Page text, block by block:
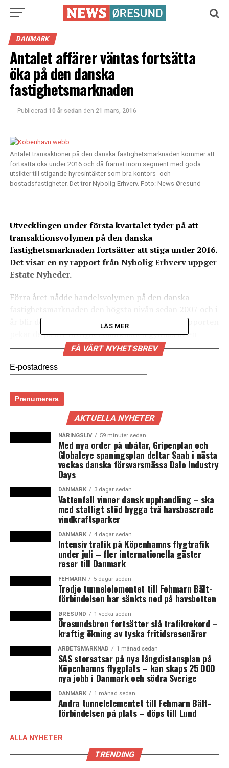
DANMARK
Antalet affärer väntas fortsätta
öka på den danska
fastighetsmarknaden
Publicerad 10 år sedan den 21 mars, 2016
Antalet transaktioner på den danska fastighetsmarknaden kommer att
fortsätta öka under 2016 och då främst inom segment med goda
utsikter till stigande hyresintäkter som bra kontors- och
bostadsfastigheter. Det tror Nybolig Erhverv. Foto: News Øresund
Utvecklingen under första kvartalet tyder på att
transaktionsvolymen på den danska
fastighetsmarknaden fortsätter att stiga under 2016.
Det visar en ny rapport från Nybolig Erhverv uppger
Estate Nyheder.
Förra året nådde handelsvolymen på den danska
år blir det ännu bättre tror Nybolig Erhverv. I rapporten
pekar de på att fastighetsmarknaden gynnas av en
kombination av god ekonomi i näringslivet och det låga
ränteläget. Att placera i obligationer och aktier ger
antingen en låg avkastning eller högre risk. Samtidigt
överskottslikviditet. I de större städerna med god
befolkningstillväxt har bostadsfastigheter varit
intressanta placeringsobjekt liksom väl belägna
kontorsfastigheter.
Nybolig Erhverv pekar på att de fallande
avkastningsnivåerna på kontors- och bostadsfastigheter
gör att investerarna i ökande omfattning även börjat
titta på egendomar med inriktning mot lätt industri,
lager och produktion.
Till Estate Nyheder uppger Nybolg Erhvervs analyschef
Stig Plon Kjeldsen att de räknar med att
transaktionsnivån för investeringsegendomar kommer
att stiga ytterligare under 2016 och att den stora
aktiviteten under första kvartalet redan bekräftar
denna förväntning. (News Øresund)
Kinesiskt lyxföretag vill köpa Bang & Olufsen
Dansk läkemedelsindustri kräver egen minister
LÄS MER
FÅ VÅRT NYHETSBREV
E-postadress
AKTUELLA NYHETER
NÄRINGSLIV 59 minuter sedan
Med nya order på ubåtar, Gripenplan och
Globaleye spaningsplan deltar Saab i nästa
veckas danska försvarsmässa Dalo Industry
Days
DANMARK 3 dagar sedan
Vattenfall vinner dansk upphandling – ska
med statligt stöd bygga två havsbaserade
vindkraftsparker
DANMARK 4 dagar sedan
Intensiv trafik på Köpenhamns flygtrafik
under juli – fler internationella gäster
reser till Danmark
FEHMARN 5 dagar sedan
Tredje tunnelelementet till Fehmarn Bält-
förbindelsen har sänkts ned på havsbotten
ØRESUND 1 vecka sedan
Öresundsbron fortsätter slå trafikrekord –
kraftig ökning av tyska fritidsresenärer
ARBETSMARKNAD 1 månad sedan
SAS storsatsar på nya långdistansplan på
Köpenhamns flygplats – kan skaps 25 000
nya jobb i Danmark och södra Sverige
DANMARK 1 månad sedan
Andra tunnelelementet till Fehmarn Bält-
förbindelsen på plats – döps till Lund
ALLA NYHETER
TRENDING